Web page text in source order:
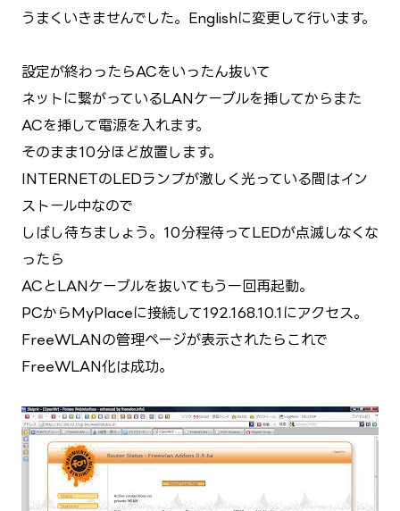
うまくいきませんでした。Englishに変更して行います。
設定が終わったらACをいったん抜いて
ネットに繋がっているLANケーブルを挿してからまた
ACを挿して電源を入れます。
そのまま10分ほど放置します。
INTERNETのLEDランプが激しく光っている間はイン
ストール中なので
しばし待ちましょう。10分程待ってLEDが点滅しなくな
ったら
ACとLANケーブルを抜いてもう一回再起動。
PCからMyPlaceに接続して192.168.10.1にアクセス。
FreeWLANの管理ページが表示されたらこれで
FreeWLAN化は成功。